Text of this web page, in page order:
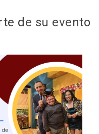
de su evento